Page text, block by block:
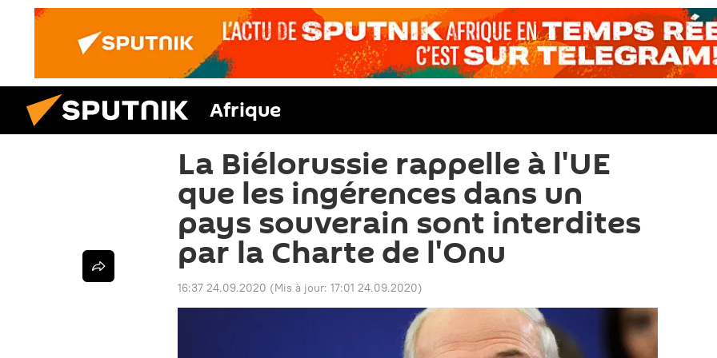
Afrique
La Biélorussie rappelle à l'UE
que les ingérences dans un
pays souverain sont interdites
par la Charte de l'Onu
16:37 24.09.2020 (Mis à jour: 17:01 24.09.2020)